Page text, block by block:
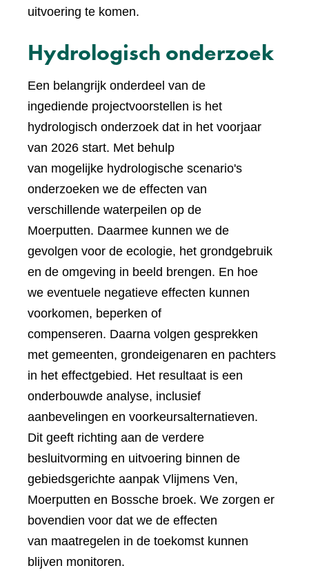
uitvoering te komen.
Hydrologisch onderzoek
Een belangrijk onderdeel van de
ingediende projectvoorstellen is het
hydrologisch onderzoek dat in het voorjaar
van 2026 start. Met behulp
van mogelijke hydrologische scenario's
onderzoeken we de effecten van
verschillende waterpeilen op de
Moerputten. Daarmee kunnen we de
gevolgen voor de ecologie, het grondgebruik
en de omgeving in beeld brengen. En hoe
we eventuele negatieve effecten kunnen
voorkomen, beperken of
compenseren. Daarna volgen gesprekken
met gemeenten, grondeigenaren en pachters
in het effectgebied. Het resultaat is een
onderbouwde analyse, inclusief
aanbevelingen en voorkeursalternatieven.
Dit geeft richting aan de verdere
besluitvorming en uitvoering binnen de
gebiedsgerichte aanpak Vlijmens Ven,
Moerputten en Bossche broek. We zorgen er
bovendien voor dat we de effecten
van maatregelen in de toekomst kunnen
blijven monitoren.